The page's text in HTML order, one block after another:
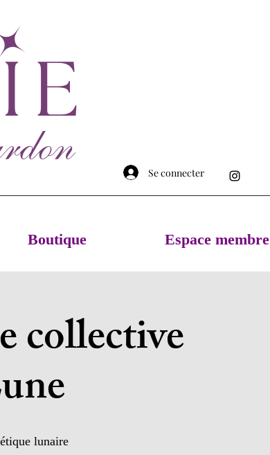
Se connecter
Boutique Espace membre
collective
lunaire